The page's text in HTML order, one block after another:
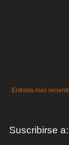
Entrada más
Suscribirse